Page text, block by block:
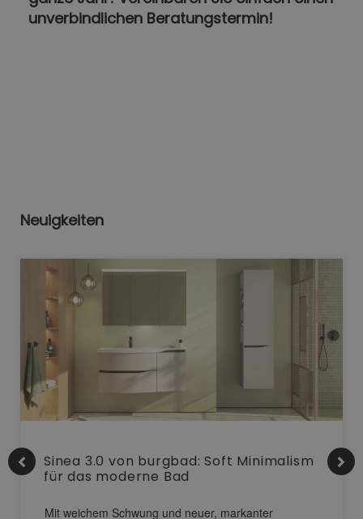
unverbindlichen Beratungstermin!
Neuigkeiten
Sinea 3.0 von burgbad: Soft Minimalism
für das moderne Bad
Mit weichem Schwung und neuer, markanter